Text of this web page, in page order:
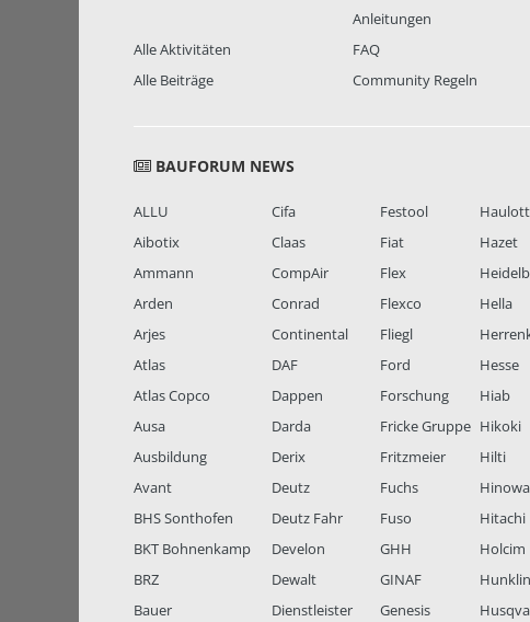
Alle Aktivitäten
Alle Beiträge
Anleitungen
FAQ
Community Regeln
BAUFORUM NEWS
ALLU
Aibotix
Ammann
Arden
Arjes
Atlas
Atlas Copco
Ausa
Ausbildung
Avant
BHS Sonthofen
BKT Bohnenkamp
BRZ
Bauer
Cifa
Claas
CompAir
Conrad
Continental
DAF
Dappen
Darda
Derix
Deutz
Deutz Fahr
Develon
Dewalt
Dienstleister
Festool
Fiat
Flex
Flexco
Fliegl
Ford
Forschung
Fricke Gruppe
Fritzmeier
Fuchs
Fuso
GHH
GINAF
Genesis
Hazet
Hella
Hesse
Hiab
Hikoki
Hilti
Hinowa
Hitachi
Holcim